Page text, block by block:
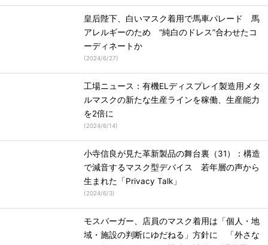
皇后陛下、白いマスク着用で馬車パレード 馬
アレルギーのため “純白のドレス”合わせたコ
ーディネートか
(2024/6/27)
工場ニュース：有機ELディスプレイ製造用メタ
ルマスクの新たな生産ラインを稼働、生産能力
を2倍に
(2024/6/14)
小寺信良が見た革新製品の舞台裏（31）：構造
で減音するマスク型デバイス 若年層の声から
生まれた「Privacy Talk」
(2024/6/3)
モスバーガー、店員のマスク着用は「個人・地
域・施設の判断にゆだねる」方針に 「外さな